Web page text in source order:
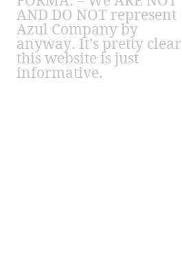
AND DO NOT represent
Azul Company by
anyway. It’s pretty clear
this website is just
informative.